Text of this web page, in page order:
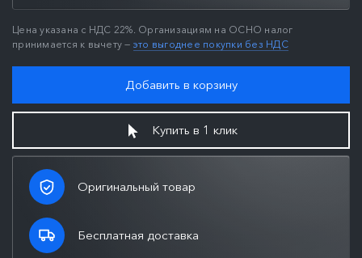
Цена указана с НДС 22%. Организациям на ОСНО налог
принимается к вычету — это выгоднее покупки без НДС
Добавить в корзину
Купить в 1 клик
Оригинальный товар
Бесплатная доставка